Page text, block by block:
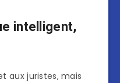
intelligent,
aux juristes, mais